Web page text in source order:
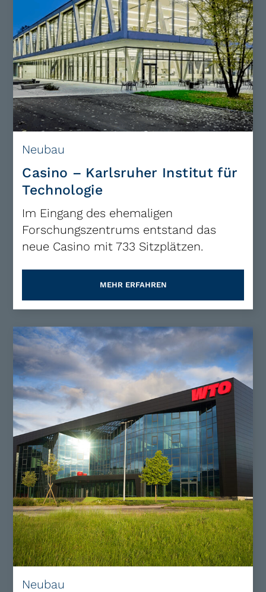
Neubau
Casino – Karlsruher Institut für
Technologie
Im Eingang des ehemaligen
Forschungszentrums entstand das
neue Casino mit 733 Sitzplätzen.
MEHR ERFAHREN
Neubau